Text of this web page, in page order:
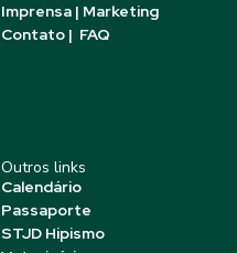
Imprensa | Marketing
Contato | FAQ
Outros links
Calendário
Passaporte
STJD Hipismo